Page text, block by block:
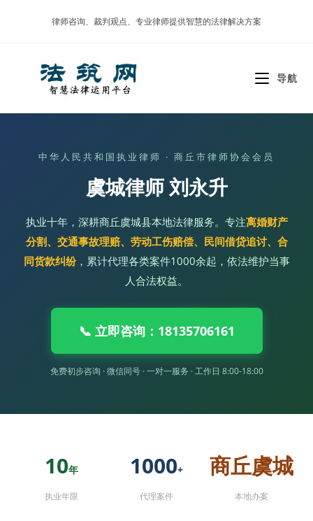
律师咨询、裁判观点、专业律师提供智慧的法律解决方案
导航
中华人民共和国执业律师 · 商丘市律师协会会员
虞城律师 刘永升
执业十年，深耕商丘虞城县本地法律服务。专注离婚财产
分割、交通事故理赔、劳动工伤赔偿、民间借贷追讨、合
同货款纠纷，累计代理各类案件1000余起，依法维护当事
人合法权益。
📞 立即咨询：18135706161
免费初步咨询 · 微信同号 · 一对一服务 · 工作日 8:00-18:00
10年
执业年限
1000+
代理案件
商丘虞城
本地办案